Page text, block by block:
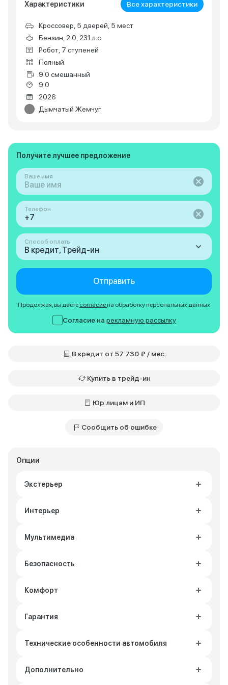
Характеристики Все характеристики
Кроссовер, 5 дверей, 5 мест
Бензин, 2.0, 231 л.с.
Робот, 7 ступеней
Полный
9.0 смешанный
9.0
2026
Дымчатый Жемчуг
Опции
Экстерьер
Интерьер
Мультимедиа
Безопасность
Комфорт
Гарантия
Технические особенности автомобиля
Дополнительно
Получите лучшее предложение
Ваше имя
Телефон
Способ оплаты
В кредит, Трейд-ин
Отправить
Продолжая, вы даете согласие на обработку персональных данных
Согласие на рекламную рассылку
В кредит от 57 730 ₽ / мес.
Купить в трейд-ин
Юр.лицам и ИП
Сообщить об ошибке